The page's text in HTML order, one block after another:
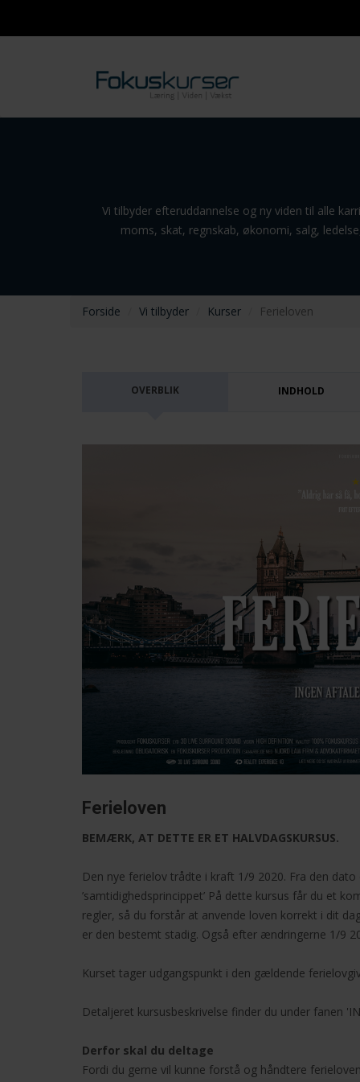
Vi tilbyder efteruddannelse og ny viden til alle
moms, skat, regnskab, økonomi, salg,
Forside Vi tilbyder Kurser Ferieloven
OVERBLIK INDHOLD
Ferieloven
BEMÆRK, AT DETTE ER ET HALVDAGSKURSUS.
Den nye ferielov trådte i kraft 1/9 2020. Fra den
’samtidighedsprincippet’ På dette kursus får du et
regler, så du forstår at anvende loven korrekt i dit
er den bestemt stadig. Også efter ændringerne 1/9
Kurset tager udgangspunkt i den gældende
Detaljeret kursusbeskrivelse finder du under fanen
Derfor skal du deltage
Fordi du gerne vil kunne forstå og håndtere